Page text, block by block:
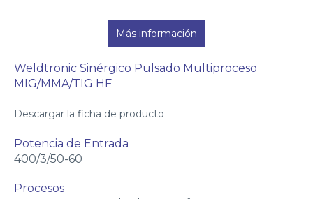
Weldtronic Sinérgico Pulsado Multiproceso
MIG/MMA/TIG HF
Descargar la ficha de producto
Potencia de Entrada
400/3/50-60
Procesos
Más información